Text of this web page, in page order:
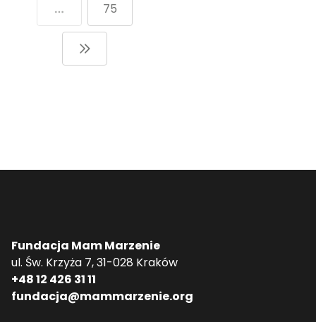
75
Fundacja Mam Marzenie
ul. Św. Krzyża 7, 31-028 Kraków
+48 12 426 31 11
fundacja@mammarzenie.org